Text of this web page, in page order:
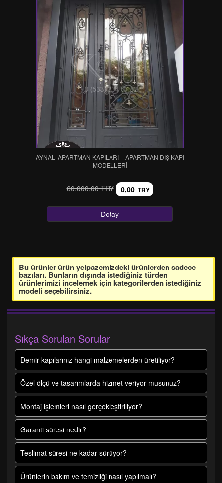
AYNALI APARTMAN KAPILARI – APARTMAN DIŞ KAPI
MODELLERİ
60.000,00 TRY 0,00 TRY
Detay
Bu ürünler ürün yelpazemizdeki ürünlerden sadece
bazıları. Bunların dışında istediğiniz türden
ürünlerimizi incelemek için kategorilerden istediğiniz
modeli seçebilirsiniz.
Sıkça Sorulan Sorular
Demir kapılarınız hangi malzemelerden üretiliyor?
Özel ölçü ve tasarımlarda hizmet veriyor musunuz?
Montaj işlemleri nasıl gerçekleştiriliyor?
Garanti süresi nedir?
Teslimat süresi ne kadar sürüyor?
Ürünlerin bakım ve temizliği nasıl yapılmalı?